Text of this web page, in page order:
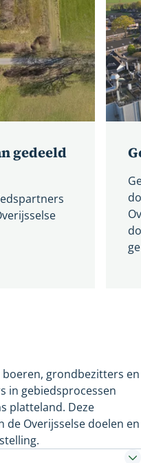
gedeeld
boeren, grondbezitters en
in gebiedsprocessen
platteland. Deze
de Overijsselse doelen en